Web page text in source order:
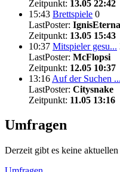
Zeitpunkt: 13.05 22:42
15:43 Brettspiele 0
LastPoster:
Zeitpunkt: 13.05 15:43
10:37 Mitspieler gesu...
LastPoster: McFlopsi
Zeitpunkt: 12.05 10:37
13:16 Auf der Suchen ...
LastPoster: Citysnake
Zeitpunkt: 11.05 13:16
Umfragen
Derzeit gibt es keine